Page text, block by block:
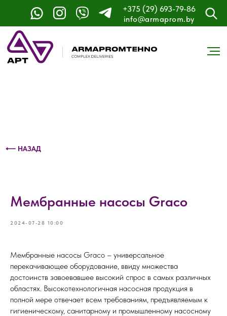
+375 (29) 693-79-86
info@armaprom.by
Контактный телефон: +375 (29) 693-79-86
⟵ НАЗАД
Мембранные насосы Graco
2024-07-28 10:00
Мембранные насосы Graco – универсальное
перекачивающее оборудование, ввиду множества
достоинств завоевавшее высокий спрос в самых различных
областях. Высокотехнологичная насосная продукция в
полной мере отвечает всем требованиям, предъявляемым к
гигиеническому, санитарному и промышленному насосному